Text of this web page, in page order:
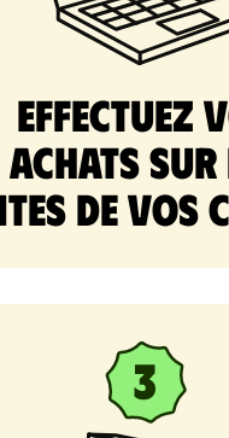
Effectuez
achats sur
de vos